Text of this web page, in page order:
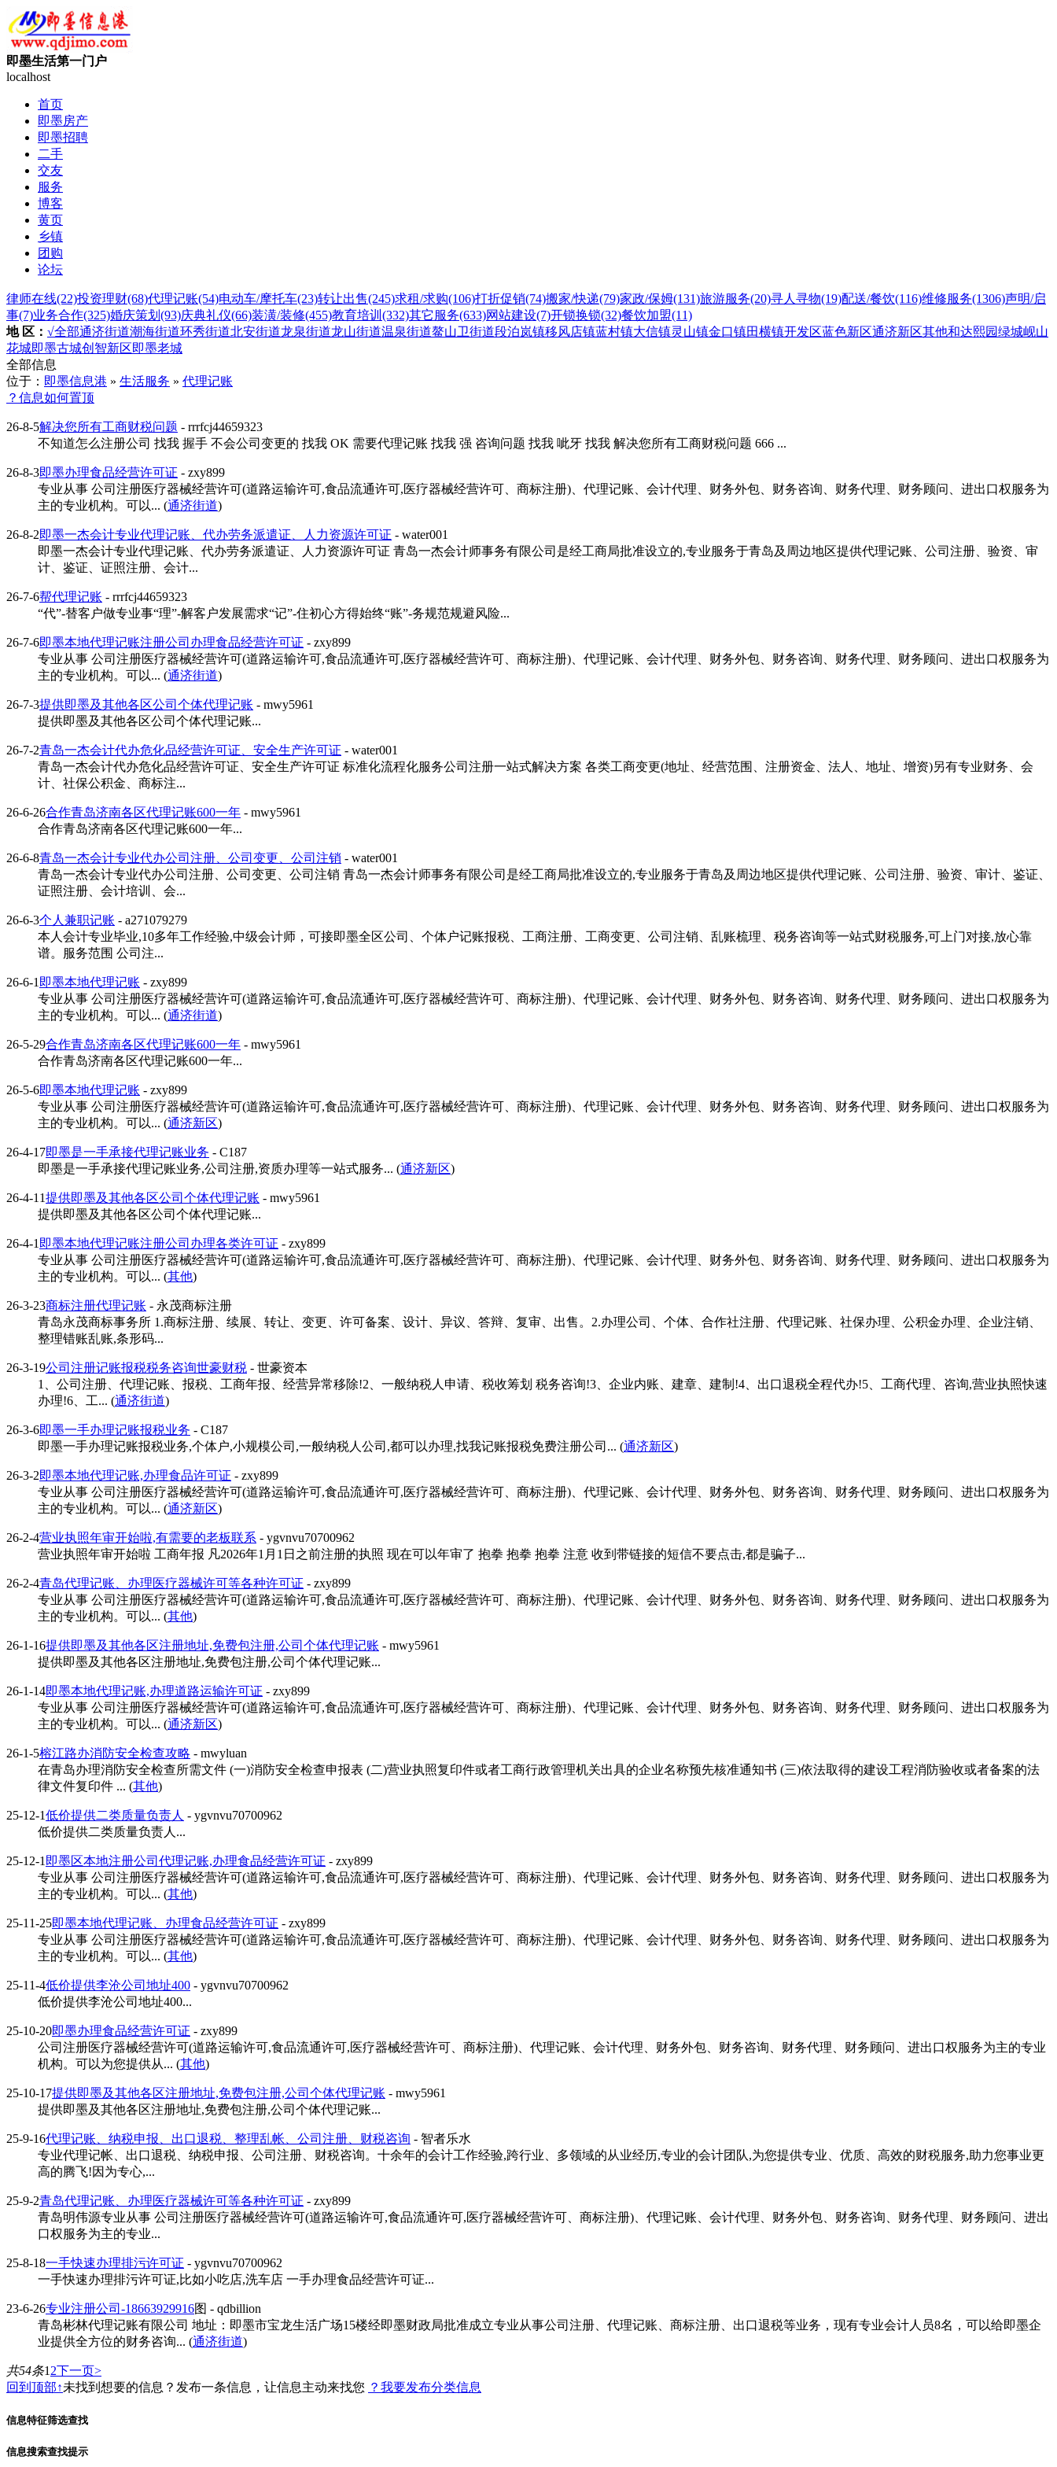
即墨生活第一门户
localhost
首页
即墨房产
即墨招聘
二手
交友
服务
博客
黄页
乡镇
团购
论坛
律师在线(22)投资理财(68)代理记账(54)电动车/摩托车(23)转让出售(245)求租/求购(106)打折促销(74)搬家/快递(79)家政/保姆(131)旅游服务(20)寻人寻物(19)配送/餐饮(116)维修服务(1306)声明/启
事(7)业务合作(325)婚庆策划 (93)庆典礼仪(66)装潢/装修(455)教育培训 (332)其它服务(633)网站建设(7)开锁换锁(32)餐饮加盟(11)
地 区： √全部通济街道潮海街道环秀街道北安街道龙泉街道龙山街道温泉街道鳌山卫街道段泊岚镇移风店镇蓝村镇大信镇灵山镇金口镇田横镇开发区蓝色新区通济新区其他和达熙园绿城岘山
花城即墨古城创智新区即墨老城
全部信息
位于： 即墨信息港 » 生活服务 » 代理记账
？信息如何置顶
26-8-5解决您所有工商财税问题 - rrrfcj44659323
不知道怎么注册公司 找我 握手 不会公司变更的 找我 OK 需要代理记账 找我 强 咨询问题 找我 呲牙 找我 解决您所有工商财税问题 666 ...
26-8-3即墨办理食品经营许可证 - zxy899
专业从事 公司注册医疗器械经营许可(道路运输许可,食品流通许可,医疗器械经营许可、商标注册)、代理记账、会计代理、财务外包、财务咨询、财务代理、财务顾问、进出口权服务为
主的专业机构。可以... (通济街道)
26-8-2即墨一杰会计专业代理记账、代办劳务派遣证、人力资源许可证 - water001
即墨一杰会计专业代理记账、代办劳务派遣证、人力资源许可证 青岛一杰会计师事务有限公司是经工商局批准设立的,专业服务于青岛及周边地区提供代理记账、公司注册、验资、审
计、鉴证、证照注册、会计...
26-7-6帮代理记账 - rrrfcj44659323
“代”-替客户做专业事“理”-解客户发展需求“记”-住初心方得始终“账”-务规范规避风险...
26-7-6即墨本地代理记账注册公司办理食品经营许可证 - zxy899
专业从事 公司注册医疗器械经营许可(道路运输许可,食品流通许可,医疗器械经营许可、商标注册)、代理记账、会计代理、财务外包、财务咨询、财务代理、财务顾问、进出口权服务为
主的专业机构。可以... (通济街道)
26-7-3提供即墨及其他各区公司个体代理记账 - mwy5961
提供即墨及其他各区公司个体代理记账...
26-7-2青岛一杰会计代办危化品经营许可证、安全生产许可证 - water001
青岛一杰会计代办危化品经营许可证、安全生产许可证 标准化流程化服务公司注册一站式解决方案 各类工商变更(地址、经营范围、注册资金、法人、地址、增资)另有专业财务、会
计、社保公积金、商标注...
26-6-26合作青岛济南各区代理记账600一年 - mwy5961
合作青岛济南各区代理记账600一年...
26-6-8青岛一杰会计专业代办公司注册、公司变更、公司注销 - water001
青岛一杰会计专业代办公司注册、公司变更、公司注销 青岛一杰会计师事务有限公司是经工商局批准设立的,专业服务于青岛及周边地区提供代理记账、公司注册、验资、审计、鉴证、
证照注册、会计培训、会...
26-6-3个人兼职记账 - a271079279
本人会计专业毕业,10多年工作经验,中级会计师，可接即墨全区公司、个体户记账报税、工商注册、工商变更、公司注销、乱账梳理、税务咨询等一站式财税服务,可上门对接,放心靠
谱。服务范围 公司注...
26-6-1 即墨本地代理记账 - zxy899
专业从事 公司注册医疗器械经营许可(道路运输许可,食品流通许可,医疗器械经营许可、商标注册)、代理记账、会计代理、财务外包、财务咨询、财务代理、财务顾问、进出口权服务为
主的专业机构。可以... (通济街道)
26-5-29合作青岛济南各区代理记账600一年 - mwy5961
合作青岛济南各区代理记账600一年...
26-5-6即墨本地代理记账 - zxy899
专业从事 公司注册医疗器械经营许可(道路运输许可,食品流通许可,医疗器械经营许可、商标注册)、代理记账、会计代理、财务外包、财务咨询、财务代理、财务顾问、进出口权服务为
主的专业机构。可以... (通济新区)
26-4-17即墨是一手承接代理记账业务 - C187
即墨是一手承接代理记账业务,公司注册,资质办理等一站式服务... (通济新区)
26-4-11提供即墨及其他各区公司个体代理记账 - mwy5961
提供即墨及其他各区公司个体代理记账...
26-4-1 即墨本地代理记账注册公司办理各类许可证 - zxy899
专业从事 公司注册医疗器械经营许可(道路运输许可,食品流通许可,医疗器械经营许可、商标注册)、代理记账、会计代理、财务外包、财务咨询、财务代理、财务顾问、进出口权服务为
主的专业机构。可以... (其他)
26-3-23商标注册代理记账 - 永茂商标注册
青岛永茂商标事务所 1.商标注册、续展、转让、变更、许可备案、设计、异议、答辩、复审、出售。2.办理公司、个体、合作社注册、代理记账、社保办理、公积金办理、企业注销、
整理错账乱账,条形码...
26-3-19公司注册记账报税税务咨询世豪财税 - 世豪资本
1、公司注册、代理记账、报税、工商年报、经营异常移除!2、一般纳税人申请、税收筹划 税务咨询!3、企业内账、建章、建制!4、出口退税全程代办!5、工商代理、咨询,营业执照快速
办理!6、工... (通济街道)
26-3-6即墨一手办理记账报税业务 - C187
即墨一手办理记账报税业务,个体户,小规模公司,一般纳税人公司,都可以办理,找我记账报税免费注册公司... (通济新区)
26-3-2即墨本地代理记账,办理食品许可证 - zxy899
专业从事 公司注册医疗器械经营许可(道路运输许可,食品流通许可,医疗器械经营许可、商标注册)、代理记账、会计代理、财务外包、财务咨询、财务代理、财务顾问、进出口权服务为
主的专业机构。可以... (通济新区)
26-2-4营业执照年审开始啦,有需要的老板联系 - ygvnvu70700962
营业执照年审开始啦 工商年报 凡2026年1月1日之前注册的执照 现在可以年审了 抱拳 抱拳 抱拳 注意 收到带链接的短信不要点击,都是骗子...
26-2-4青岛代理记账、办理医疗器械许可等各种许可证 - zxy899
专业从事 公司注册医疗器械经营许可(道路运输许可,食品流通许可,医疗器械经营许可、商标注册)、代理记账、会计代理、财务外包、财务咨询、财务代理、财务顾问、进出口权服务为
主的专业机构。可以... (其他)
26-1-16提供即墨及其他各区注册地址,免费包注册,公司个体代理记账 - mwy5961
提供即墨及其他各区注册地址,免费包注册,公司个体代理记账...
26-1-14即墨本地代理记账,办理道路运输许可证 - zxy899
专业从事 公司注册医疗器械经营许可(道路运输许可,食品流通许可,医疗器械经营许可、商标注册)、代理记账、会计代理、财务外包、财务咨询、财务代理、财务顾问、进出口权服务为
主的专业机构。可以... (通济新区)
26-1-5榕江路办消防安全检查攻略 - mwyluan
在青岛办理消防安全检查所需文件 (一)消防安全检查申报表 (二)营业执照复印件或者工商行政管理机关出具的企业名称预先核准通知书 (三)依法取得的建设工程消防验收或者备案的法
律文件复印件 ... (其他)
25-12-1低价提供二类质量负责人 - ygvnvu70700962
低价提供二类质量负责人...
25-12-1 即墨区本地注册公司代理记账,办理食品经营许可证 - zxy899
专业从事 公司注册医疗器械经营许可(道路运输许可,食品流通许可,医疗器械经营许可、商标注册)、代理记账、会计代理、财务外包、财务咨询、财务代理、财务顾问、进出口权服务为
主的专业机构。可以... (其他)
25-11-25即墨本地代理记账、办理食品经营许可证 - zxy899
专业从事 公司注册医疗器械经营许可(道路运输许可,食品流通许可,医疗器械经营许可、商标注册)、代理记账、会计代理、财务外包、财务咨询、财务代理、财务顾问、进出口权服务为
主的专业机构。可以... (其他)
25-11-4低价提供李沧公司地址400 - ygvnvu70700962
低价提供李沧公司地址400...
25-10-20即墨办理食品经营许可证 - zxy899
公司注册医疗器械经营许可(道路运输许可,食品流通许可,医疗器械经营许可、商标注册)、代理记账、会计代理、财务外包、财务咨询、财务代理、财务顾问、进出口权服务为主的专业
机构。可以为您提供从... (其他)
25-10-17提供即墨及其他各区注册地址,免费包注册,公司个体代理记账 - mwy5961
提供即墨及其他各区注册地址,免费包注册,公司个体代理记账...
25-9-16代理记账、纳税申报、出口退税、整理乱帐、公司注册、财税咨询 - 智者乐水
专业代理记帐、出口退税、纳税申报、公司注册、财税咨询。十余年的会计工作经验,跨行业、多领域的从业经历,专业的会计团队,为您提供专业、优质、高效的财税服务,助力您事业更
高的腾飞!因为专心,...
25-9-2青岛代理记账、办理医疗器械许可等各种许可证 - zxy899
青岛明伟源专业从事 公司注册医疗器械经营许可(道路运输许可,食品流通许可,医疗器械经营许可、商标注册)、代理记账、会计代理、财务外包、财务咨询、财务代理、财务顾问、进出
口权服务为主的专业...
25-8-18一手快速办理排污许可证 - ygvnvu70700962
一手快速办理排污许可证,比如小吃店,洗车店 一手办理食品经营许可证...
23-6-26专业注册公司-18663929916图 - qdbillion
青岛彬林代理记账有限公司 地址：即墨市宝龙生活广场15楼经即墨财政局批准成立专业从事公司注册、代理记账、商标注册、出口退税等业务，现有专业会计人员8名，可以给即墨企
业提供全方位的财务咨询... (通济街道)
共54条1 2下一页>
回到顶部↑未找到想要的信息？发布一条信息，让信息主动来找您 ？我要发布分类信息
信息特征筛选查找
信息搜索查找提示